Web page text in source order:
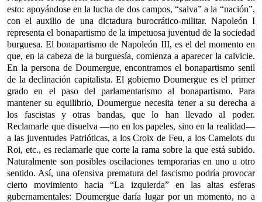
esto: apoyándose en la lucha de dos campos, “salva” a la “nación”,
con el auxilio de una dictadura burocrático-militar. Napoleón I
representa el bonapartismo de la impetuosa juventud de la sociedad
burguesa. El bonapartismo de Napoleón III, es el del momento en
que, en la cabeza de la burguesía, comienza a aparecer la calvicie.
En la persona de Doumergue, encontramos el bonapartismo senil
de la declinación capitalista. El gobierno Doumergue es el primer
grado en el paso del parlamentarismo al bonapartismo. Para
mantener su equilibrio, Doumergue necesita tener a su derecha a
los fascistas y otras bandas, que lo han llevado al poder.
Reclamarle que disuelva —no en los papeles, sino en la realidad—
a las juventudes Patrióticas, a los Croix de Feu, a los Camelots du
Roi, etc., es reclamarle que corte la rama sobre la que está subido.
Naturalmente son posibles oscilaciones temporarias en uno u otro
sentido. Así, una ofensiva prematura del fascismo podría provocar
cierto movimiento hacia “La izquierda” en las altas esferas
gubernamentales: Doumergue daría lugar por un momento, no a